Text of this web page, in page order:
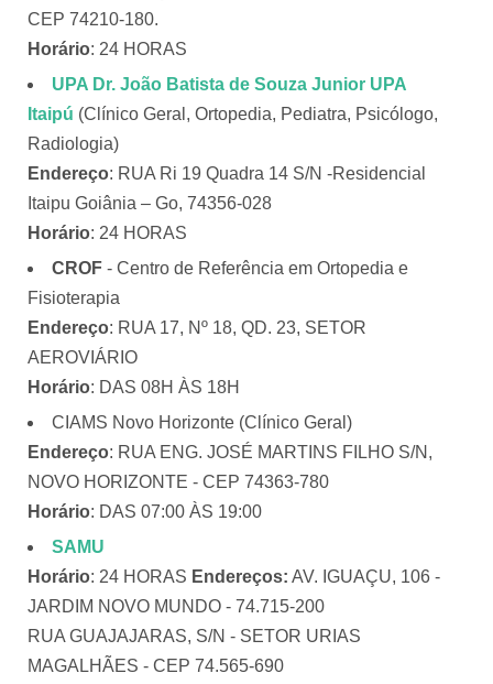
CEP 74210-180.
Horário: 24 HORAS
UPA Dr. João Batista de Souza Junior UPA
Itaipú (Clínico Geral, Ortopedia, Pediatra, Psicólogo,
Radiologia)
Endereço: RUA Ri 19 Quadra 14 S/N -Residencial
Itaipu Goiânia – Go, 74356-028
Horário: 24 HORAS
CROF - Centro de Referência em Ortopedia e
Fisioterapia
Endereço: RUA 17, Nº 18, QD. 23, SETOR
AEROVIÁRIO
Horário: DAS 08H ÀS 18H
CIAMS Novo Horizonte (Clínico Geral)
Endereço: RUA ENG. JOSÉ MARTINS FILHO S/N,
NOVO HORIZONTE - CEP 74363-780
Horário: DAS 07:00 ÀS 19:00
SAMU
Horário: 24 HORAS Endereços: AV. IGUAÇU, 106 -
JARDIM NOVO MUNDO - 74.715-200
RUA GUAJAJARAS, S/N - SETOR URIAS
MAGALHÃES - CEP 74.565-690